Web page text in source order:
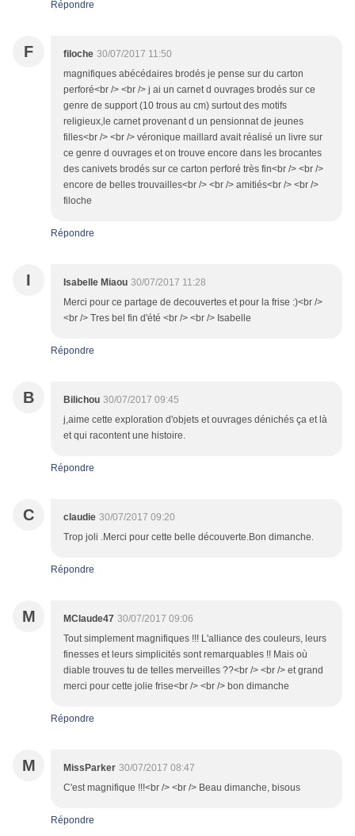
Répondre
F filoche 30/07/2017 11:50
magnifiques abécédaires brodés je pense sur du carton
perforé<br /> <br /> j ai un carnet d ouvrages brodés sur ce
genre de support (10 trous au cm) surtout des motifs
religieux,le carnet provenant d un pensionnat de jeunes
filles<br /> <br /> véronique maillard avait réalisé un livre sur
ce genre d ouvrages et on trouve encore dans les brocantes
des canivets brodés sur ce carton perforé très fin<br /> <br />
encore de belles trouvailles<br /> <br /> amitiés<br /> <br />
filoche
Répondre
I Isabelle Miaou 30/07/2017 11:28
Merci pour ce partage de decouvertes et pour la frise :)<br />
<br /> Tres bel fin d'été <br /> <br /> Isabelle
Répondre
B Bilichou 30/07/2017 09:45
j,aime cette exploration d'objets et ouvrages dénichés ça et là
et qui racontent une histoire.
Répondre
C claudie 30/07/2017 09:20
Trop joli .Merci pour cette belle découverte.Bon dimanche.
Répondre
M MClaude47 30/07/2017 09:06
Tout simplement magnifiques !!! L'alliance des couleurs, leurs
finesses et leurs simplicités sont remarquables !! Mais où
diable trouves tu de telles merveilles ??<br /> <br /> et grand
merci pour cette jolie frise<br /> <br /> bon dimanche
Répondre
M MissParker 30/07/2017 08:47
C'est magnifique !!!<br /> <br /> Beau dimanche, bisous
Répondre